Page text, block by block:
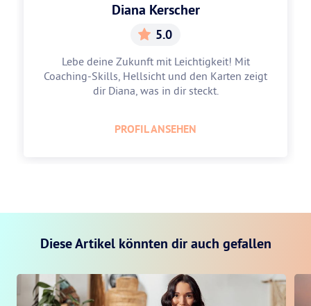
Diana Kerscher
5.0
Lebe deine Zukunft mit Leichtigkeit! Mit
Coaching-Skills, Hellsicht und den Karten zeigt
dir Diana, was in dir steckt.
PROFIL ANSEHEN
Diese Artikel könnten dir auch gefallen